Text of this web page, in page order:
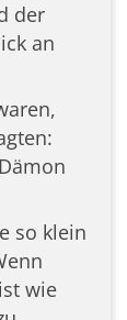
der
an
so klein
wie